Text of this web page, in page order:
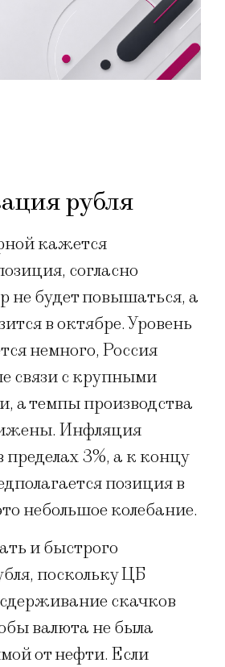
рубля
кажется
согласно
не будет повышаться, а
в октябре. Уровень
немного, Россия
связи с крупными
а темпы производства
Инфляция
пределах 3%, а к концу
позиция в
небольшое колебание.​
и быстрого
поскольку ЦБ
скачков
валюта не была
от нефти. Если